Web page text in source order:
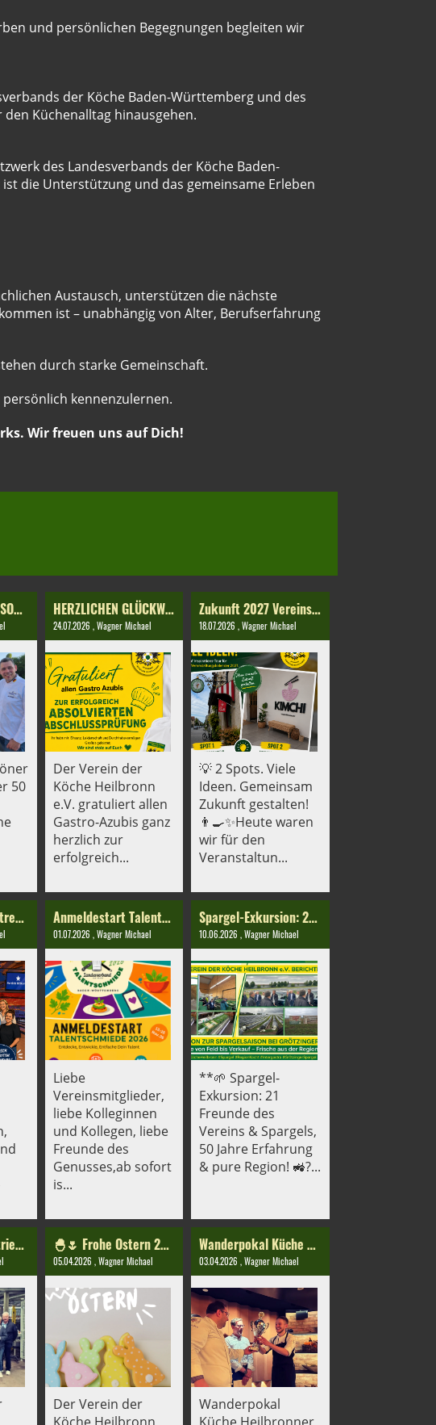
und persönlichen Begegnungen begleiten wir
der Köche Baden-Württemberg und des
Küchenalltag hinausgehen.
des Landesverbands der Köche Baden-
die Unterstützung und das gemeinsame Erleben
Austausch, unterstützen die nächste
ist – unabhängig von Alter, Berufserfahrung
durch starke Gemeinschaft.
kennenzulernen.
Wir freuen uns auf Dich!
💚💛 RÜCKBLICK SOMMERFEST 2026 💛💚
50
HERZLICHEN GLÜCKWUNSCH ZUR BESTANDENEN ABSCHLUSSPRÜFUNG! 👨‍🍳🎉
24.07.2026 , Wagner Michael
Der Verein der
Köche Heilbronn
e.V. gratuliert allen
Gastro-Azubis ganz
herzlich zur
erfolgreich...
Zukunft 2027 Vereinskalender
18.07.2026 , Wagner Michael
💡 2 Spots. Viele
Ideen. Gemeinsam
Zukunft gestalten!
👨‍🍳✨Heute waren
wir für den
Veranstaltun...
Dehoga Netzwerktrefffen Heilbronn Anmeldestart Talentschmiede 2026
01.07.2026 , Wagner Michael
Liebe
Vereinsmitglieder,
liebe Kolleginnen
und Kollegen, liebe
Freunde des
Genusses,ab sofort
is...
Spargel-Exkursion: 21 Freunde des Vereins & Spargels
10.06.2026 , Wagner Michael
**🌱 Spargel-
Exkursion: 21
Freunde des
Vereins & Spargels,
50 Jahre Erfahrung
& pure Region! 🚜?...
💧 Rückblick: Betriebsführung bei Ensinger Mineral-Heilquellen 💧 🐣🌷 Frohe Ostern 2026! 🌷🐣
05.04.2026 , Wagner Michael
Der Verein der
Wanderpokal Küche Heilbronner Stadtmeisterschaft 2026🏆
03.04.2026 , Wagner Michael
Wanderpokal